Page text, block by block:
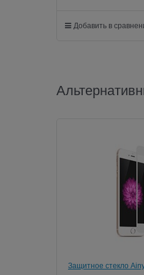
Добавить в
Защитное стекло